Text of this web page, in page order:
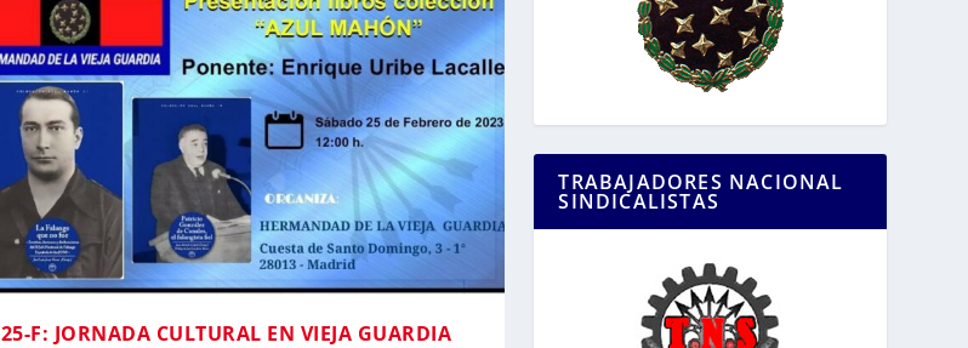
25-F: JORNADA CULTURAL EN VIEJA GUARDIA
TRABAJADORES NACIONAL
SINDICALISTAS